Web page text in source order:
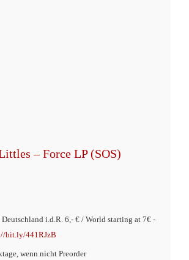
– Force LP (SOS)
i.d.R. 6,- € / World starting at 7€ -
bit.ly/441RJzB
wenn nicht Preorder